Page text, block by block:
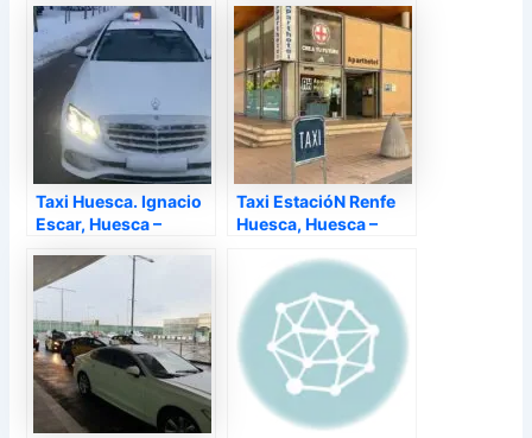
Taxi Huesca. Ignacio
Escar, Huesca –
Taxi EstacióN Renfe
Huesca, Huesca –